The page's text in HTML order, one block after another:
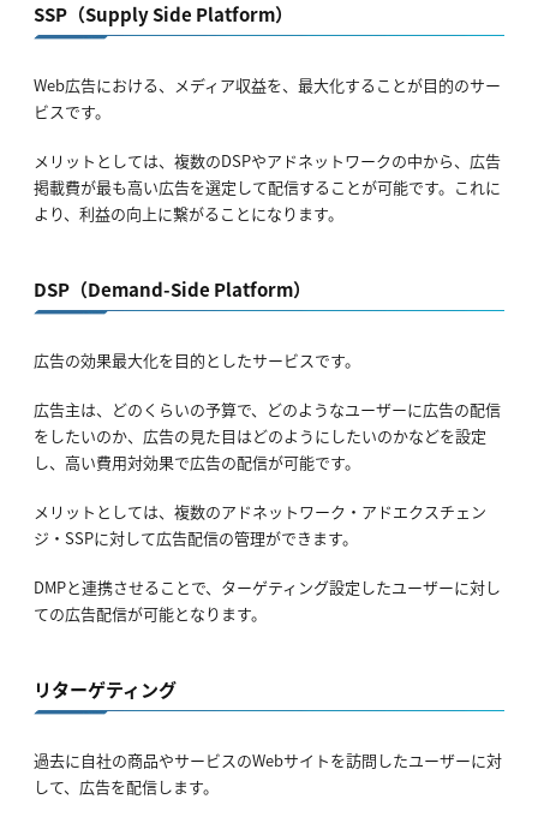
SSP（Supply Side Platform）
Web広告における、メディア収益を、最大化することが目的のサー
ビスです。
メリットとしては、複数のDSPやアドネットワークの中から、広告
掲載費が最も高い広告を選定して配信することが可能です。これに
より、利益の向上に繋がることになります。
DSP（Demand-Side Platform）
広告の効果最大化を目的としたサービスです。
広告主は、どのくらいの予算で、どのようなユーザーに広告の配信
をしたいのか、広告の見た目はどのようにしたいのかなどを設定
し、高い費用対効果で広告の配信が可能です。
メリットとしては、複数のアドネットワーク・アドエクスチェン
ジ・SSPに対して広告配信の管理ができます。
DMPと連携させることで、ターゲティング設定したユーザーに対し
ての広告配信が可能となります。
リターゲティング
過去に自社の商品やサービスのWebサイトを訪問したユーザーに対
して、広告を配信します。